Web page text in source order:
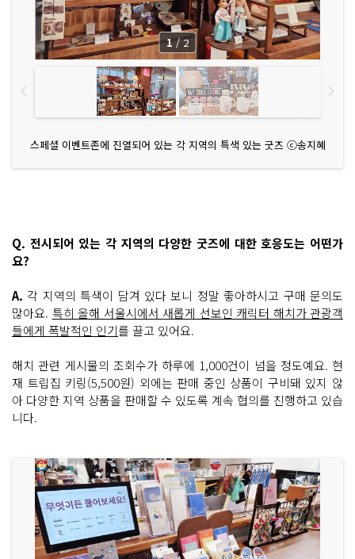
스페셜 이벤트존에 진열되어 있는 각 지역의 특색 있는 굿즈 ⓒ송지혜
1 / 2
Q. 전시되어 있는 각 지역의 다양한 굿즈에 대한 호응도는 어떤가
요?
A. 각 지역의 특색이 담겨 있다 보니 정말 좋아하시고 구매 문의도
많아요. 특히 올해 서울시에서 새롭게 선보인 캐릭터 해치가 관광객
들에게 폭발적인 인기를 끌고 있어요.
해치 관련 게시물의 조회수가 하루에 1,000건이 넘을 정도예요. 현
재 트립집 키링(5,500원) 외에는 판매 중인 상품이 구비돼 있지 않
아 다양한 지역 상품을 판매할 수 있도록 계속 협의를 진행하고 있습
니다.